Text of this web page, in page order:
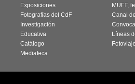
Exposiciones
Fotografías del CdF
Investigación
Educativa
Catálogo
Mediateca
MUFF,
Canal
Líneas